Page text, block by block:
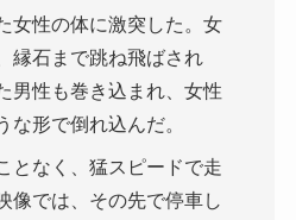
女性の体に激突した。女
縁石まで跳ね飛ばされ
男性も巻き込まれ、女性
な形で倒れ込んだ。
となく、猛スピードで走
像では、その先で停車し